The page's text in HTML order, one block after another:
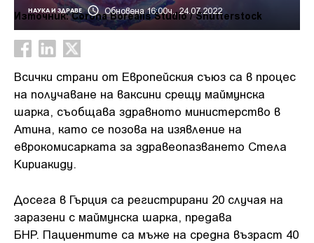
НАУКА И ЗДРАВЕ Обновена 16:00ч., 24.07.2022
Източник: Corona Borealis Studio / Shutterstock
Всички страни от Европейския съюз са в процес
на получаване на ваксини срещу маймунска
шарка, съобщава здравното министерство в
Атина, като се позова на изявление на
еврокомисарката за здравеопазването Стела
Кириакиду.
Досега в Гърция са регистрирани 20 случая на
заразени с маймунска шарка, предава
БНР. Пациентите са мъже на средна възраст 40